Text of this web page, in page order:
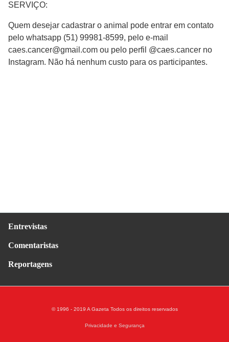
SERVIÇO:
Quem desejar cadastrar o animal pode entrar em contato
pelo whatsapp (51) 99981-8599, pelo e-mail
caes.cancer@gmail.com ou pelo perfil @caes.cancer no
Instagram. Não há nenhum custo para os participantes.
Entrevistas
Comentaristas
Reportagens
© 1996 - 2019 A GazetaTodos os direitos reservados
Privacidade e Segurança